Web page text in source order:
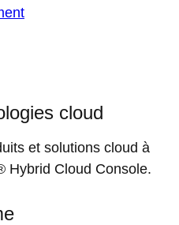
cloud
et solutions cloud à
Hybrid Cloud Console.